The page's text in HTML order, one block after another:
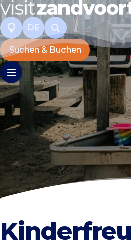
DE
Suchen & Buchen